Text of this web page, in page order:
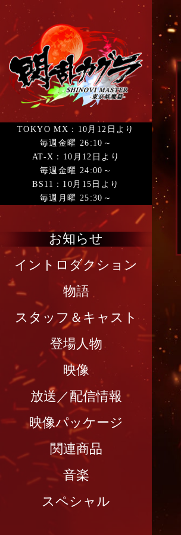
TOKYO MX：10月12日より
毎週金曜 26:10～
AT-X：10月12日より
毎週金曜 24:00～
BS11：10月15日より
毎週月曜 25:30～
お知らせ
イントロダクション
物語
スタッフ＆キャスト
登場人物
映像
放送／配信情報
映像パッケージ
関連商品
音楽
スペシャル